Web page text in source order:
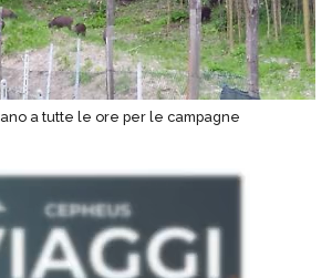
a tutte le ore per le campagne